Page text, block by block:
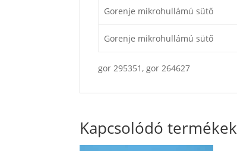
Gorenje mikrohullámú sütő
Gorenje mikrohullámú sütő
gor 295351, gor 264627
Kapcsolódó termékek